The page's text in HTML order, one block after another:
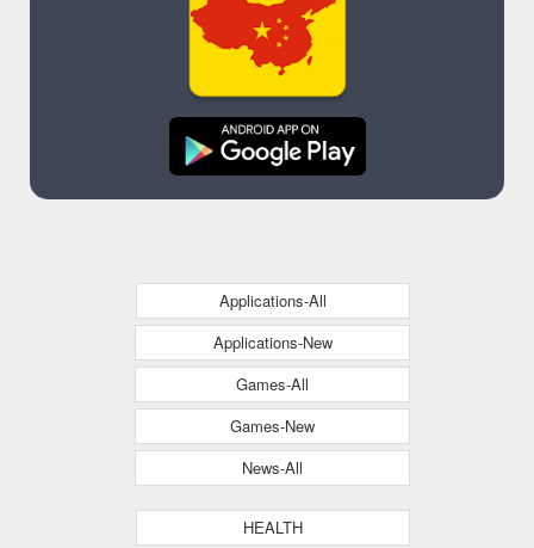
Applications-All
Applications-New
Games-All
Games-New
News-All
HEALTH